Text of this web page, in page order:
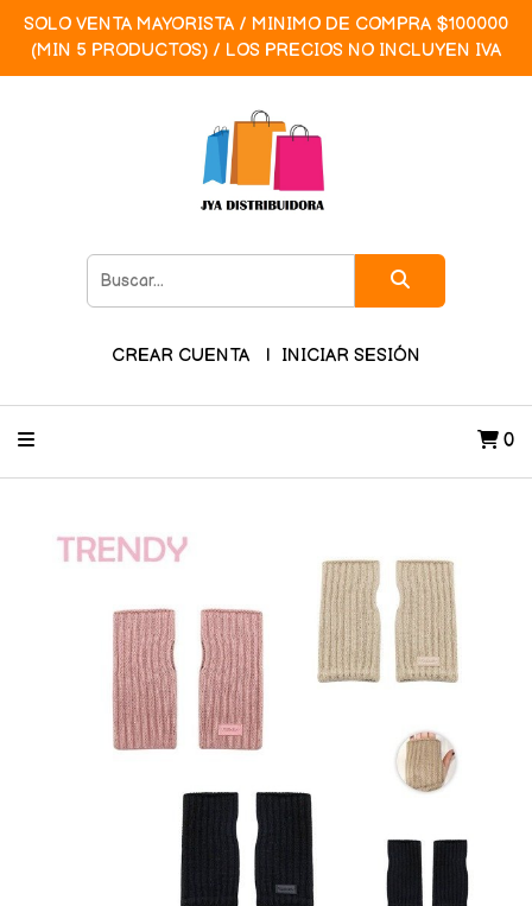
SOLO VENTA MAYORISTA / MINIMO DE COMPRA $100000
(MIN 5 PRODUCTOS) / LOS PRECIOS NO INCLUYEN IVA
CREAR CUENTA INICIAR SESIÓN
0